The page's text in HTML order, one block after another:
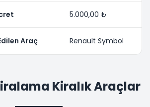
5.000,00 ₺
Araç Renault Symbol
Kiralık Araçlar